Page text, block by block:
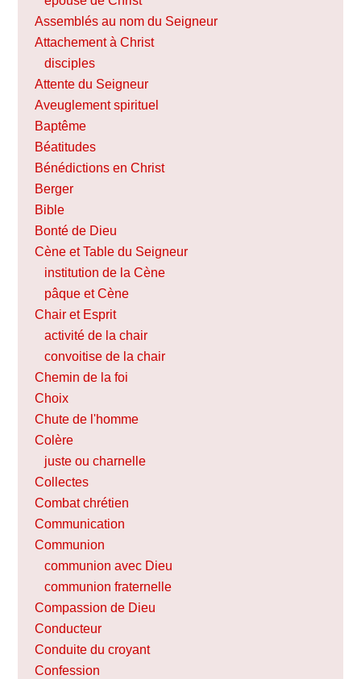
Assemblés au nom du Seigneur
Attachement à Christ
disciples
Attente du Seigneur
Aveuglement spirituel
Baptême
Béatitudes
Bénédictions en Christ
Berger
Bible
Bonté de Dieu
Cène et Table du Seigneur
institution de la Cène
pâque et Cène
Chair et Esprit
activité de la chair
convoitise de la chair
Chemin de la foi
Choix
Chute de l'homme
Colère
juste ou charnelle
Collectes
Combat chrétien
Communication
Communion
communion avec Dieu
communion fraternelle
Compassion de Dieu
Conducteur
Conduite du croyant
Confession